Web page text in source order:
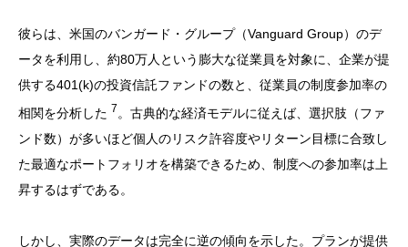
彼らは、米国のバンガード・グループ（Vanguard Group）のデ
ータを利用し、約80万人という膨大な従業員を対象に、企業が提
供する401(k)の投資信託ファンドの数と、従業員の制度参加率の
相関を分析した 7 。古典的な経済モデルに従えば、選択肢（ファ
ンド数）が多いほど個人のリスク許容度やリターン目標に合致し
た最適なポートフォリオを構築できるため、制度への参加率は上
昇するはずである。
しかし、実際のデータは完全に逆の傾向を示した。プランが提供